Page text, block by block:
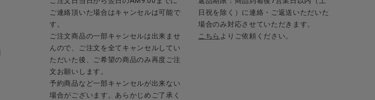
ご連絡頂いた場合はキャンセルは可能で
す。
ご注文商品の一部キャンセルは出来ませ
んので、ご注文を全てキャンセルしてい
ただいた後、ご希望の商品のみ再度ご注
文お願いします。
予約商品など一部キャンセルが出来ない
場合がございます。あらかじめご了承く
日祝を除く）に連絡・ご返送いただいた
場合のみ対応させていただきます。
こちら よりご依頼ください。